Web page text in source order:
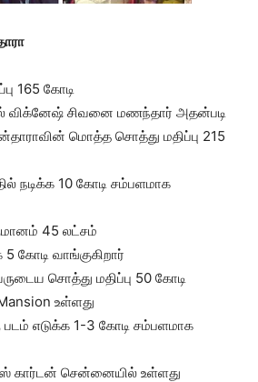
165 கோடி
விக்னேஷ் சிவனை மணந்தார் அதன்படி
மொத்த சொத்து மதிப்பு 215
நடிக்க 10 கோடி சம்பளமாக
45 லட்சம்
5 கோடி வாங்குகிறார்
சொத்து மதிப்பு 50 கோடி
உள்ளது
எடுக்க 1-3 கோடி சம்பளமாக
கார்டன் சென்னையில் உள்ளது